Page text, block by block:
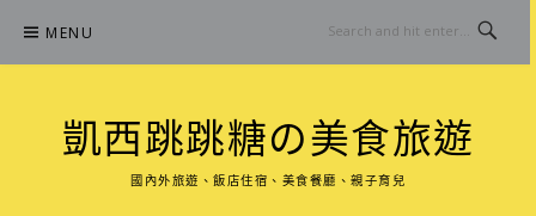
content
MENU
凱西跳跳糖の美食旅遊
國內外旅遊、飯店住宿、美食餐廳、親子育兒